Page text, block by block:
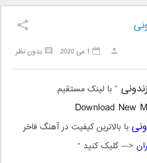
بدون نظر 1 می 2020
زندونی” با لینک مستقیم
Download New
با بالاترین کیفیت در آهنگ فاخر
<— کلیک کنید “